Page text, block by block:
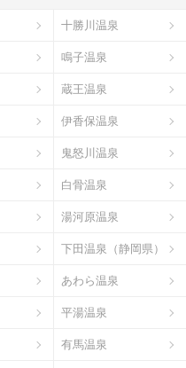
十勝川温泉
鳴子温泉
蔵王温泉
伊香保温泉
鬼怒川温泉
白骨温泉
湯河原温泉
下田温泉（静岡県）
あわら温泉
平湯温泉
有馬温泉